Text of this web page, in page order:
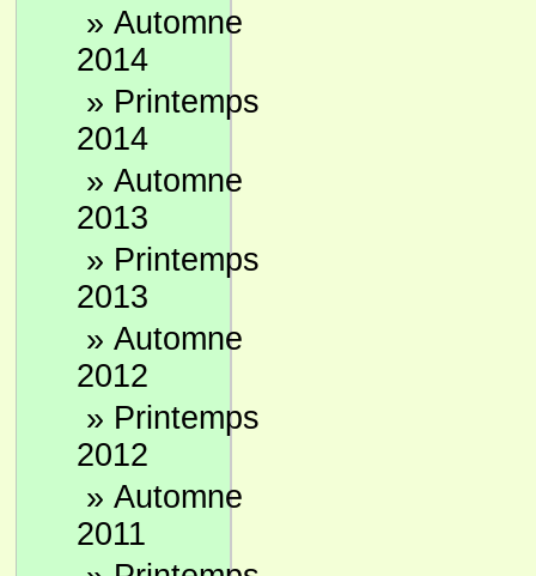
» Automne
2014
» Printemps
2014
» Automne
2013
» Printemps
2013
» Automne
2012
» Printemps
2012
» Automne
2011